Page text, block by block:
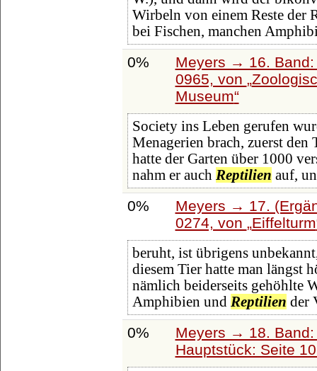
Wirbeln von einem Reste der
bei Fischen, manchen
0%
Meyers → 16.
0965, von
Museum
Society ins Leben gerufen
Menagerien brach, zuerst den
hatte der Garten über 1000
nahm er auch Reptilien auf,
0%
Meyers → 17.
0274, von Eiffelturm
beruht, ist übrigens
diesem Tier hatte man längst
nämlich beiderseits gehöhlte
Amphibien und Reptilien der
0%
Meyers → 18.
Hauptstück: Seite